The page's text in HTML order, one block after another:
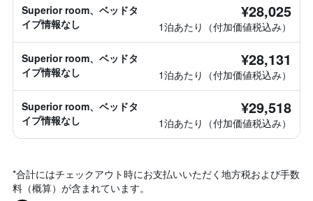
Superior room、ベッドタ
イプ情報なし
¥28,025
1泊あたり（付加価値税込み）
Superior room、ベッドタ
イプ情報なし
¥28,131
1泊あたり（付加価値税込み）
Superior room、ベッドタ
イプ情報なし
¥29,518
1泊あたり（付加価値税込み）
*合計にはチェックアウト時にお支払いいただく地方税および手数
料（概算）が含まれています。